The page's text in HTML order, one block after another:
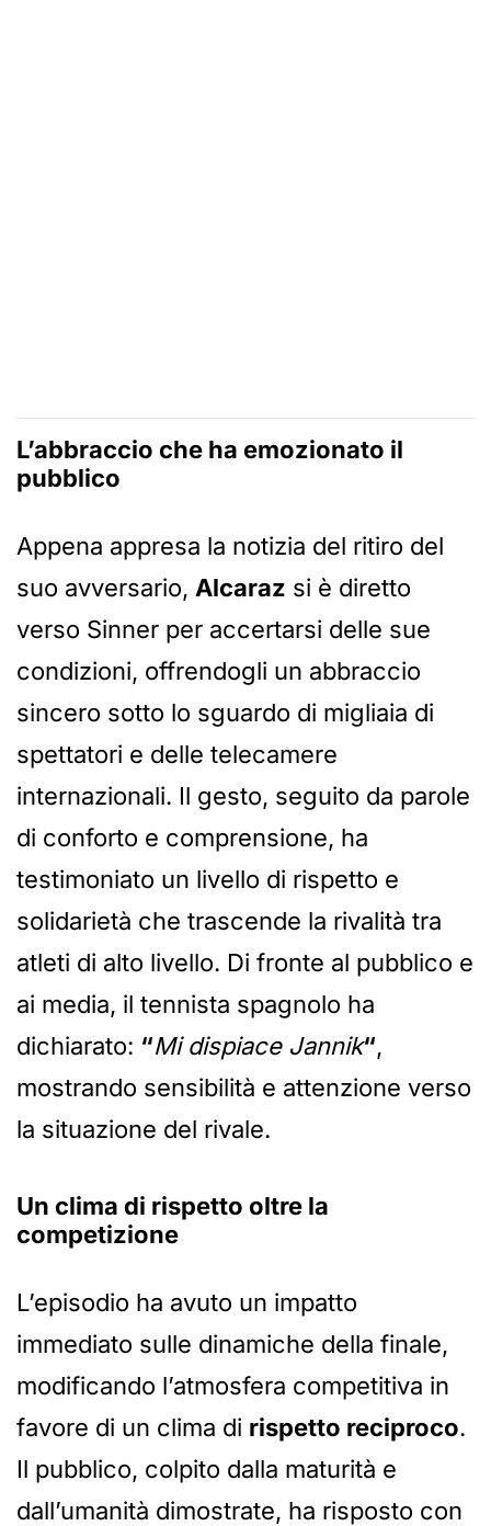
L’abbraccio che ha emozionato il
pubblico
Appena appresa la notizia del ritiro del
suo avversario, Alcaraz si è diretto
verso Sinner per accertarsi delle sue
condizioni, offrendogli un abbraccio
sincero sotto lo sguardo di migliaia di
spettatori e delle telecamere
internazionali. Il gesto, seguito da parole
di conforto e comprensione, ha
testimoniato un livello di rispetto e
solidarietà che trascende la rivalità tra
atleti di alto livello. Di fronte al pubblico e
ai media, il tennista spagnolo ha
dichiarato: “Mi dispiace Jannik“,
mostrando sensibilità e attenzione verso
la situazione del rivale.
Un clima di rispetto oltre la
competizione
L’episodio ha avuto un impatto
immediato sulle dinamiche della finale,
modificando l’atmosfera competitiva in
favore di un clima di rispetto reciproco.
Il pubblico, colpito dalla maturità e
dall’umanità dimostrate, ha risposto con